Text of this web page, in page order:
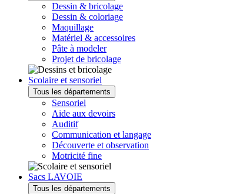
Dessin & bricolage
Dessin & coloriage
Maquillage
Matériel & accessoires
Pâte à modeler
Projet de bricolage
Scolaire et sensoriel
Tous les départements
Sensoriel
Aide aux devoirs
Auditif
Communication et langage
Découverte et observation
Motricité fine
Sacs LAVOIE
Tous les départements